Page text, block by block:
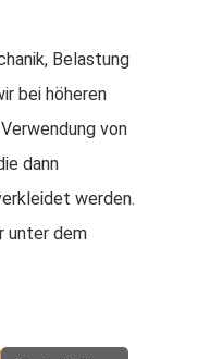
Belastung
bei höheren
von
dann
werden.
unter dem